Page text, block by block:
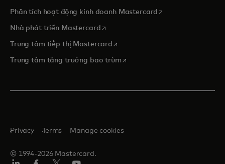
Phân tích hoạt động kinh doanh Mastercard opens in a new tab
Nhà phát triển Mastercardopens in a new tab
Trung tâm tiếp thị Mastercardopens in a new tab
Trung tâm tăng trưởng bao trùmopens in a new tab
© 1994-2026 Mastercard.
Privacy Terms Manage cookies